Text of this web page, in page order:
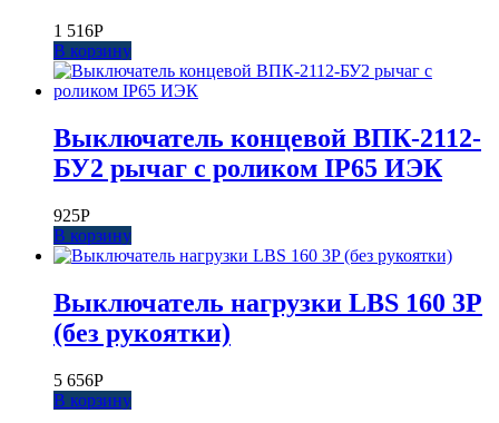
1 516Р
В корзину
Выключатель концевой ВПК-2112-
БУ2 рычаг с роликом IP65 ИЭК
925Р
В корзину
Выключатель нагрузки LBS 160 3P
(без рукоятки)
5 656Р
В корзину